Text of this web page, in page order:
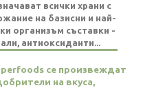
всички храни с
на базисни и най-
организъм съставки -
антиоксиданти...
се произвеждат
на вкуса,